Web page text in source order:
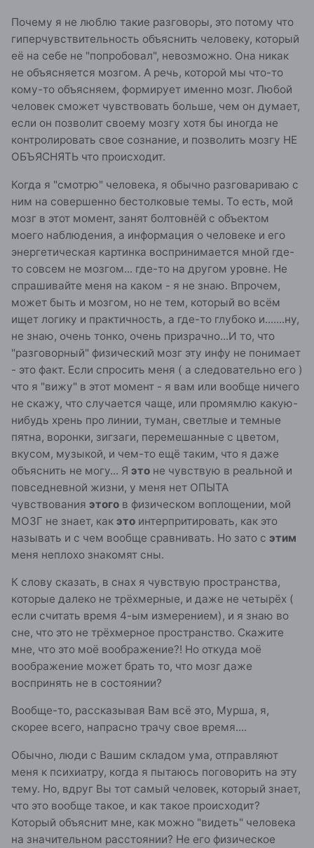
Почему я не люблю такие разговоры, это потому что
гиперчувствительность объяснить человеку, который
её на себе не "попробовал", невозможно. Она никак
не объясняется мозгом. А речь, которой мы что-то
кому-то объясняем, формирует именно мозг. Любой
человек сможет чувствовать больше, чем он думает,
если он позволит своему мозгу хотя бы иногда не
контролировать свое сознание, и позволить мозгу НЕ
ОБЪЯСНЯТЬ что происходит.
Когда я "смотрю" человека, я обычно разговариваю с
ним на совершенно бестолковые темы. То есть, мой
мозг в этот момент, занят болтовнёй с объектом
моего наблюдения, а информация о человеке и его
энергетическая картинка воспринимается мной где-
то совсем не мозгом... где-то на другом уровне. Не
спрашивайте меня на каком - я не знаю. Впрочем,
может быть и мозгом, но не тем, который во всём
ищет логику и практичность, а где-то глубоко и.......ну,
не знаю, очень тонко, очень призрачно...И то, что
"разговорный" физический мозг эту инфу не понимает
- это факт. Если спросить меня ( а следовательно его )
что я "вижу" в этот момент - я вам или вообще ничего
не скажу, что случается чаще, или промямлю какую-
нибудь хрень про линии, туман, светлые и темные
пятна, воронки, зигзаги, перемешанные с цветом,
вкусом, музыкой, и чем-то ещё таким, что я даже
объяснить не могу... Я это не чувствую в реальной и
повседневной жизни, у меня нет ОПЫТА
чувствования этого в физическом воплощении, мой
МОЗГ не знает, как это интерпритировать, как это
называть и с чем вообще сравнивать. Но зато с этим
меня неплохо знакомят сны.
К слову сказать, в снах я чувствую пространства,
которые далеко не трёхмерные, и даже не четырёх (
если считать время 4-ым измерением), и я знаю во
сне, что это не трёхмерное пространство. Скажите
мне, что это моё воображение?! Но откуда моё
воображение может брать то, что мозг даже
воспринять не в состоянии?
Вообще-то, рассказывая Вам всё это, Мурша, я,
скорее всего, напрасно трачу свое время....
Обычно, люди с Вашим складом ума, отправляют
меня к психиатру, когда я пытаюсь поговорить на эту
тему. Но, вдруг Вы тот самый человек, который знает,
что это вообще такое, и как такое происходит?
Который объяснит мне, как можно "видеть" человека
на значительном расстоянии? Не его физическое